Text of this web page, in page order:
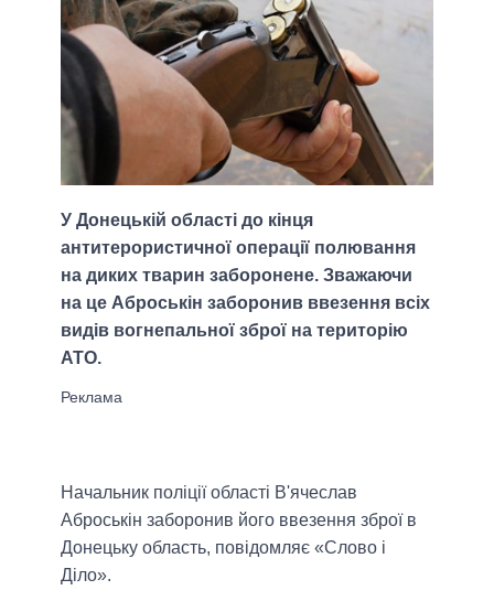
У Донецькій області до кінця
антитерористичної операції полювання
на диких тварин заборонене. Зважаючи
на це Аброськін заборонив ввезення всіх
видів вогнепальної зброї на територію
АТО.
Начальник поліції області В'ячеслав
Аброськін заборонив його ввезення зброї в
Донецьку область, повідомляє «Слово і
Діло».